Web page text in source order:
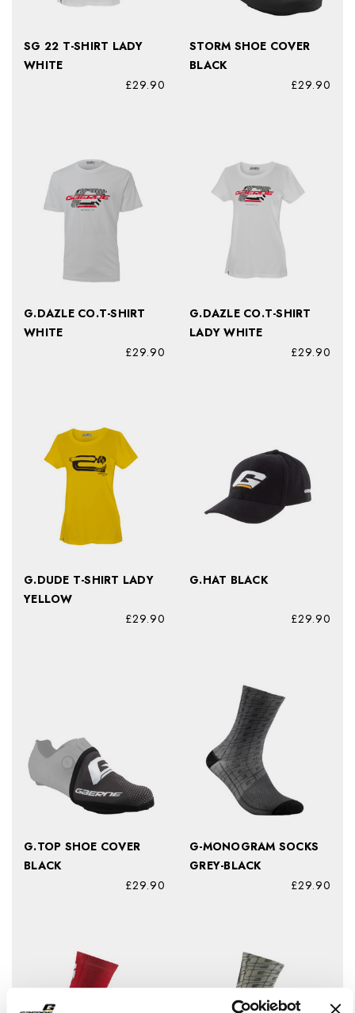
SG 22 T-SHIRT LADY
WHITE
£29.90
STORM SHOE COVER
BLACK
£29.90
G.DAZLE CO.T-SHIRT
WHITE
£29.90
G.DAZLE CO.T-SHIRT
LADY WHITE
£29.90
G.DUDE T-SHIRT LADY
YELLOW
£29.90
G.HAT BLACK
£29.90
G.TOP SHOE COVER
BLACK
£29.90
G-MONOGRAM SOCKS
GREY-BLACK
£29.90